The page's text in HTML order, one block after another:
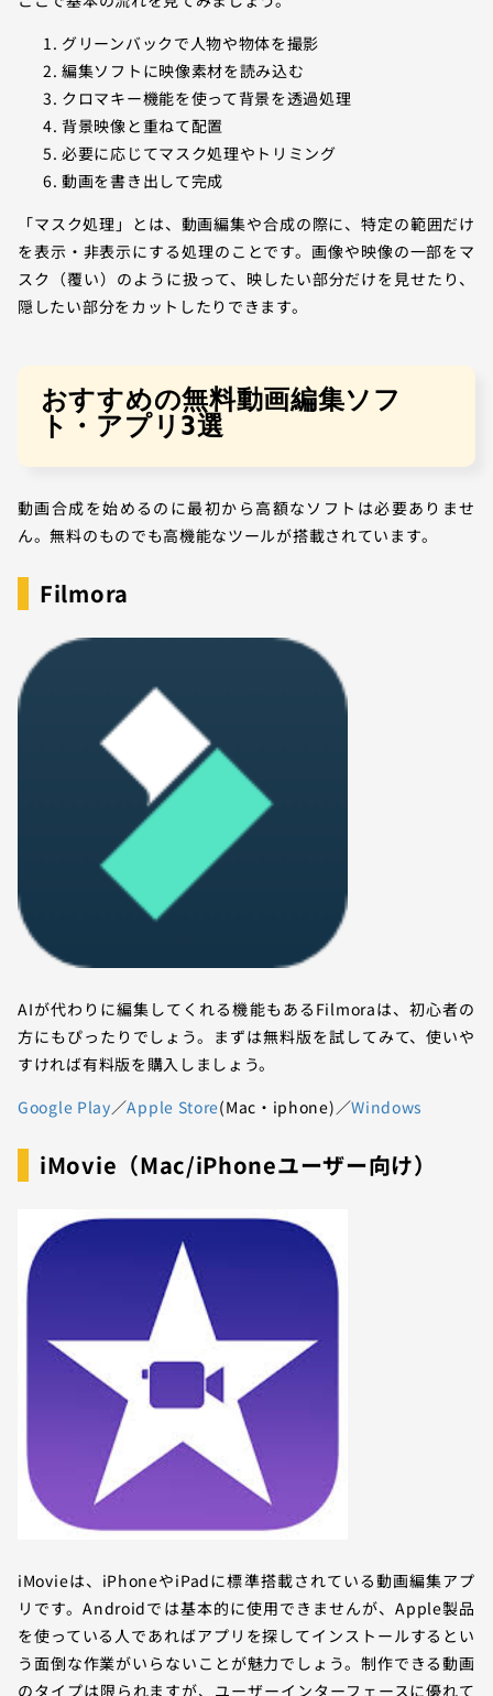
グリーンバックで人物や物体を撮影
編集ソフトに映像素材を読み込む
クロマキー機能を使って背景を透過処理
背景映像と重ねて配置
必要に応じてマスク処理やトリミング
動画を書き出して完成
「マスク処理」とは、動画編集や合成の際に、特定の範囲だけ
を表示・非表示にする処理のことです。画像や映像の一部をマ
スク（覆い）のように扱って、映したい部分だけを見せたり、
隠したい部分をカットしたりできます。
おすすめの無料動画編集ソフ
ト・アプリ3選
動画合成を始めるのに最初から高額なソフトは必要ありませ
ん。無料のものでも高機能なツールが搭載されています。
Filmora
AIが代わりに編集してくれる機能もあるFilmoraは、初心者の
方にもぴったりでしょう。まずは無料版を試してみて、使いや
すければ有料版を購入しましょう。
Google Play／Apple Store(Mac・iphone)／Windows
iMovie（Mac/iPhoneユーザー向け）
iMovieは、iPhoneやiPadに標準搭載されている動画編集アプ
リです。Androidでは基本的に使用できませんが、Apple製品
を使っている人であればアプリを探してインストールするとい
う面倒な作業がいらないことが魅力でしょう。制作できる動画
のタイプは限られますが、ユーザーインターフェースに優れて